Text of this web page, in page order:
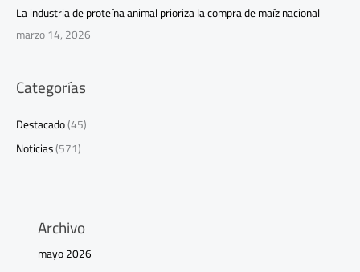
La industria de proteína animal prioriza la compra de maíz nacional
marzo 14, 2026
Categorías
Destacado(45)
Noticias(571)
Archivo
mayo 2026